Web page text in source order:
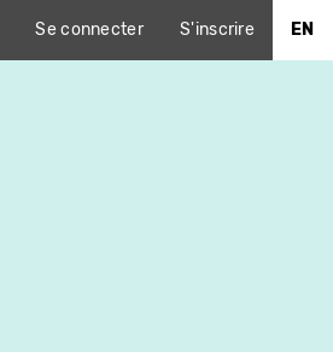
Se connecter S'inscrire EN